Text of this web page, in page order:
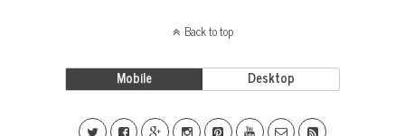
Back to top
Mobile Desktop